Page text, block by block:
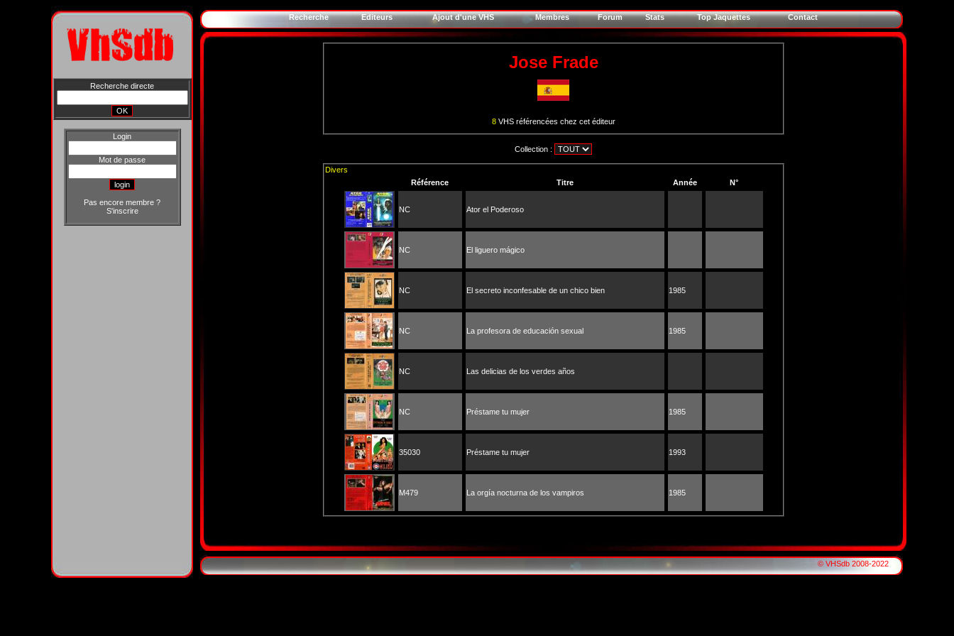
Recherche directe
Login
Mot de passe
Pas encore membre ?
S'inscrire
Recherche Editeurs Ajout d'une VHS Membres Forum Stats Top Jaquettes Contact
Jose Frade
8VHS référencées chez cet éditeur
Collection :
Divers
Référence
Titre Année N°
NC Ator el Poderoso
NC El liguero mágico
NC El secreto inconfesable de un chico bien 1985
NC La profesora de educación sexual 1985
NC Las delicias de los verdes años
NC Préstame tu mujer 1985
35030 Préstame tu mujer 1993
M479 La orgía nocturna de los vampiros 1985
© VHSdb 2008-2022